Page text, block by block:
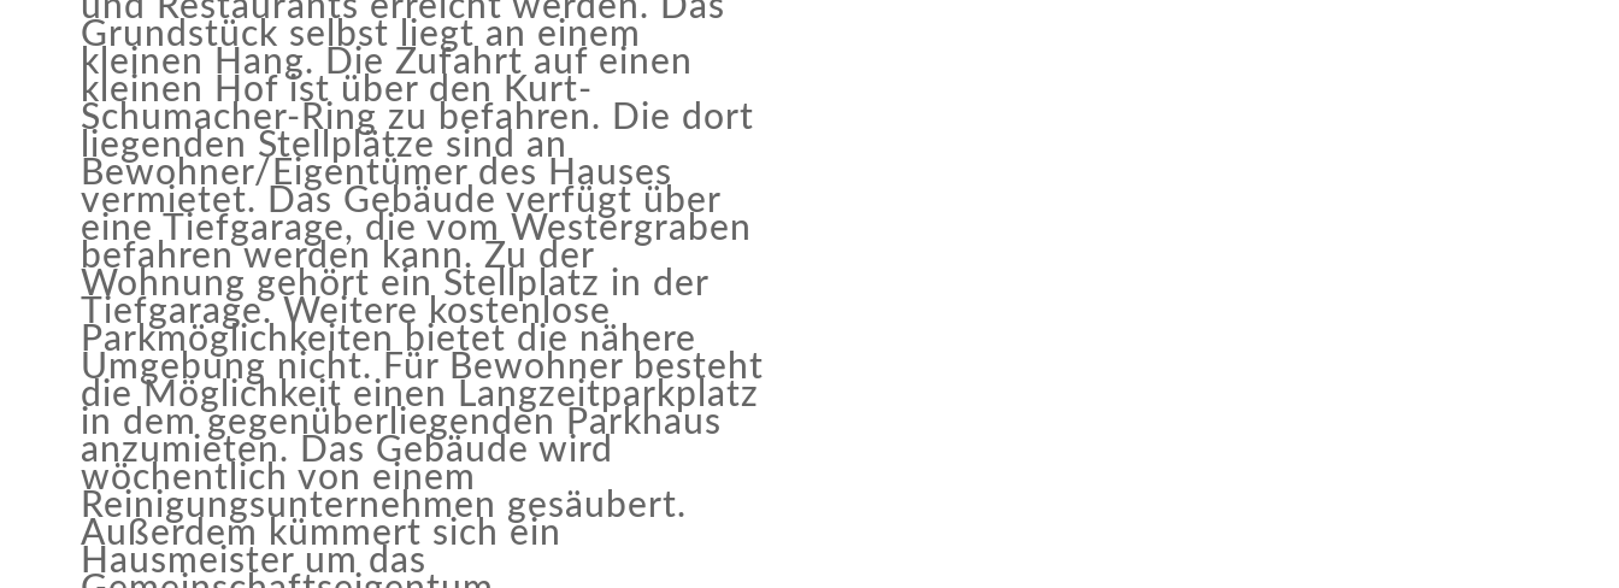
Grundstück selbst liegt an einem
kleinen Hang. Die Zufahrt auf einen
kleinen Hof ist über den Kurt-
Schumacher-Ring zu befahren. Die dort
liegenden Stellplätze sind an
Bewohner/Eigentümer des Hauses
vermietet. Das Gebäude verfügt über
eine Tiefgarage, die vom Westergraben
befahren werden kann. Zu der
Wohnung gehört ein Stellplatz in der
Tiefgarage. Weitere kostenlose
Parkmöglichkeiten bietet die nähere
Umgebung nicht. Für Bewohner besteht
die Möglichkeit einen Langzeitparkplatz
in dem gegenüberliegenden Parkhaus
anzumieten. Das Gebäude wird
wöchentlich von einem
Reinigungsunternehmen gesäubert.
Außerdem kümmert sich ein
Hausmeister um das